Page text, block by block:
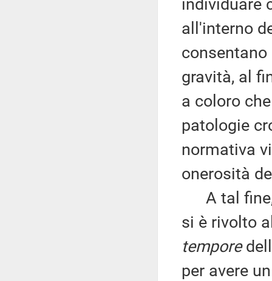
individuare
all'interno
gravità, al
a coloro
patologie
normativa
onerosità
A tal fine,
si è rivolto
tempore
per avere